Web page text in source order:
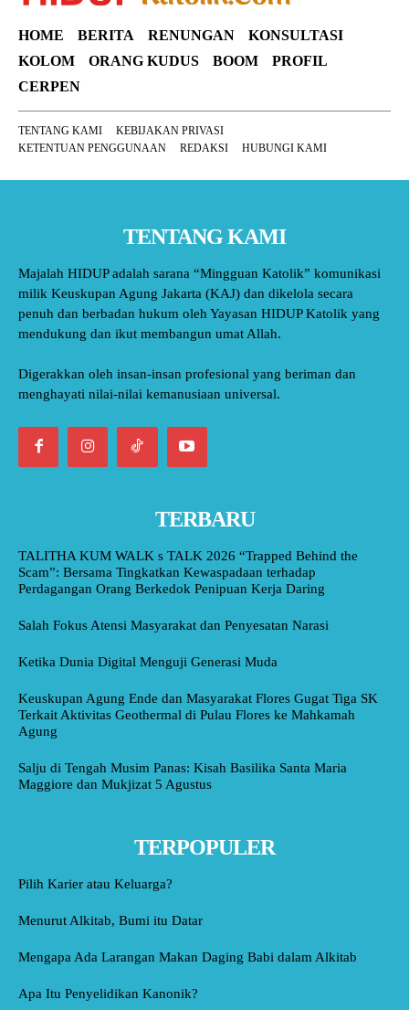
HOME BERITA RENUNGAN
KONSULTASI
KOLOM
ORANG KUDUS BOOM
PROFIL
CERPEN
TENTANG KAMI
KEBIJAKAN PRIVASI
KETENTUAN PENGGUNAAN
REDAKSI HUBUNGI KAMI
TENTANG KAMI
Majalah HIDUP adalah sarana “Mingguan Katolik” komunikasi
milik Keuskupan Agung Jakarta (KAJ) dan dikelola secara
penuh dan berbadan hukum oleh Yayasan HIDUP Katolik yang
mendukung dan ikut membangun umat Allah.
Digerakkan oleh insan-insan profesional yang beriman dan
menghayati nilai-nilai kemanusiaan universal.
TERBARU
TALITHA KUM WALK s TALK 2026 “Trapped Behind the
Scam”: Bersama Tingkatkan Kewaspadaan terhadap
Perdagangan Orang Berkedok Penipuan Kerja Daring
Salah Fokus Atensi Masyarakat dan Penyesatan Narasi
Ketika Dunia Digital Menguji Generasi Muda
Keuskupan Agung Ende dan Masyarakat Flores Gugat Tiga SK
Terkait Aktivitas Geothermal di Pulau Flores ke Mahkamah
Agung
Salju di Tengah Musim Panas: Kisah Basilika Santa Maria
Maggiore dan Mukjizat 5 Agustus
TERPOPULER
Pilih Karier atau Keluarga?
Menurut Alkitab, Bumi itu Datar
Mengapa Ada Larangan Makan Daging Babi dalam Alkitab
Apa Itu Penyelidikan Kanonik?